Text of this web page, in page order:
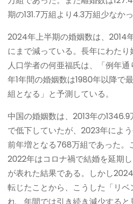
期の131.7万組より4.3万組少なかっ
2024年上半期の婚姻数は、2014
にまで減っている。長年にわた
人口学者の何亜福氏は、「例年
年1年間の婚姻数は1980年以降で
組となる」と予測している。
中国の婚姻数は、2013年の
で低下していたが、2023年によう
前年増となる768万組であった。
2022年はコロナ禍で結婚を延期
が表れた結果である。しかし
転じたことから、こうした「リ
れ、年間では引き続き減少すると